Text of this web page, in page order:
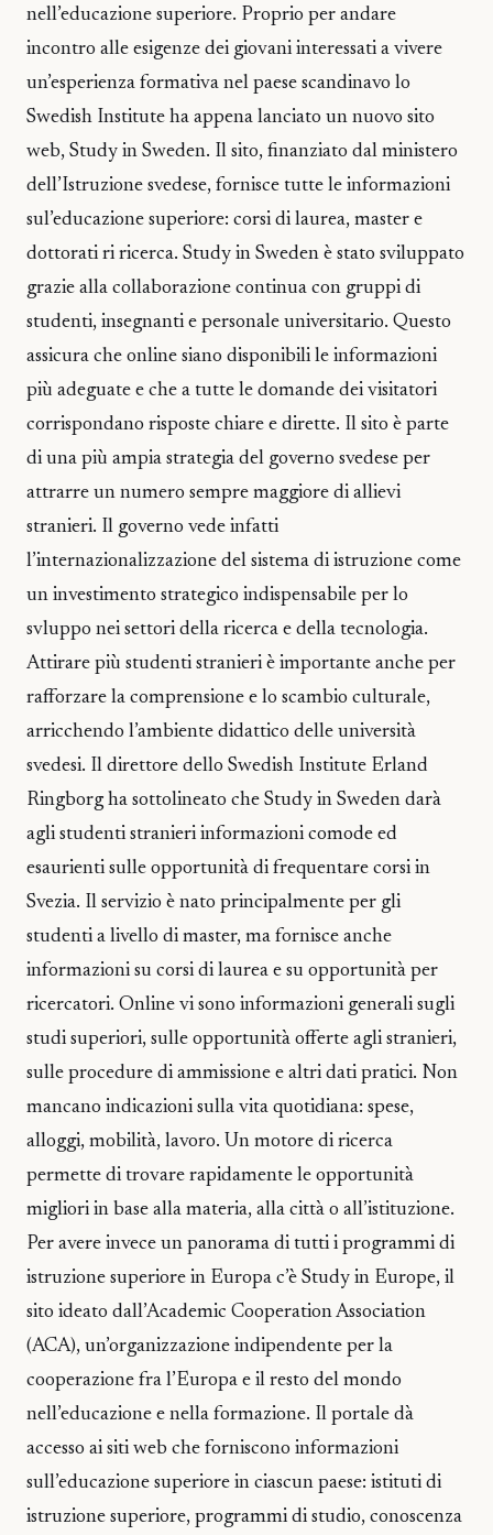
nell’educazione superiore. Proprio per andare
incontro alle esigenze dei giovani interessati a vivere
un’esperienza formativa nel paese scandinavo lo
Swedish Institute ha appena lanciato un nuovo sito
web, Study in Sweden. Il sito, finanziato dal ministero
dell’Istruzione svedese, fornisce tutte le informazioni
sul’educazione superiore: corsi di laurea, master e
dottorati ri ricerca. Study in Sweden è stato sviluppato
grazie alla collaborazione continua con gruppi di
studenti, insegnanti e personale universitario. Questo
assicura che online siano disponibili le informazioni
più adeguate e che a tutte le domande dei visitatori
corrispondano risposte chiare e dirette. Il sito è parte
di una più ampia strategia del governo svedese per
attrarre un numero sempre maggiore di allievi
stranieri. Il governo vede infatti
l’internazionalizzazione del sistema di istruzione come
un investimento strategico indispensabile per lo
svluppo nei settori della ricerca e della tecnologia.
Attirare più studenti stranieri è importante anche per
rafforzare la comprensione e lo scambio culturale,
arricchendo l’ambiente didattico delle università
svedesi. Il direttore dello Swedish Institute Erland
Ringborg ha sottolineato che Study in Sweden darà
agli studenti stranieri informazioni comode ed
esaurienti sulle opportunità di frequentare corsi in
Svezia. Il servizio è nato principalmente per gli
studenti a livello di master, ma fornisce anche
informazioni su corsi di laurea e su opportunità per
ricercatori. Online vi sono informazioni generali sugli
studi superiori, sulle opportunità offerte agli stranieri,
sulle procedure di ammissione e altri dati pratici. Non
mancano indicazioni sulla vita quotidiana: spese,
alloggi, mobilità, lavoro. Un motore di ricerca
permette di trovare rapidamente le opportunità
migliori in base alla materia, alla città o all’istituzione.
Per avere invece un panorama di tutti i programmi di
istruzione superiore in Europa c’è Study in Europe, il
sito ideato dall’Academic Cooperation Association
(ACA), un’organizzazione indipendente per la
cooperazione fra l’Europa e il resto del mondo
nell’educazione e nella formazione. Il portale dà
accesso ai siti web che forniscono informazioni
sull’educazione superiore in ciascun paese: istituti di
istruzione superiore, programmi di studio, conoscenza